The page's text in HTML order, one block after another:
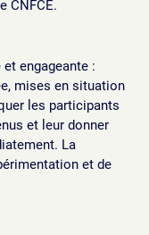
CNFCE.
engageante :
mises en situation
les participants
et leur donner
La
et de